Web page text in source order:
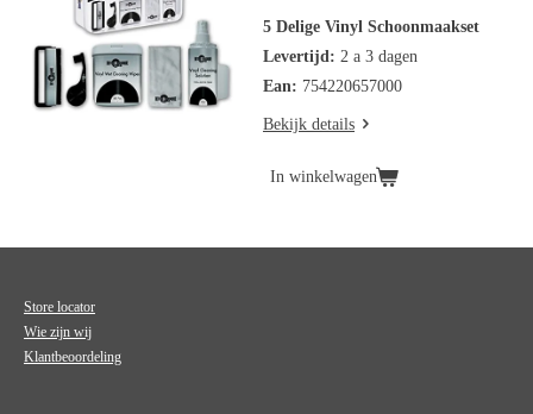
5 Delige Vinyl Schoonmaakset
Levertijd: 2 a 3 dagen
Ean: 754220657000
Bekijk details
In winkelwagen
Store locator
Wie zijn wij
Klantbeoordeling